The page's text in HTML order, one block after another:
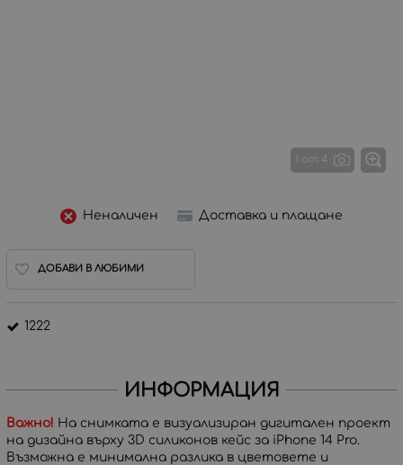
1 от 4
Неналичен Доставка и плащане
ДОБАВИ В ЛЮБИМИ
1222
ИНФОРМАЦИЯ
Важно! На снимката е визуализиран дигитален проект
на дизайна върху 3D силиконов кейс за iPhone 14 Pro.
Възможна е минимална разлика в цветовете и